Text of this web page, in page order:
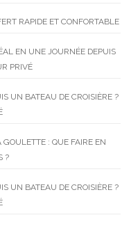
RAPIDE ET CONFORTABLE
EN UNE JOURNÉE DEPUIS
PRIVÉ
UN BATEAU DE CROISIÈRE ?
: QUE FAIRE EN
?
UN BATEAU DE CROISIÈRE ?